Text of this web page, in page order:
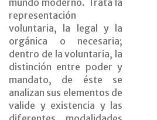
mundo moderno. Trata la
representación
voluntaria, la legal y la
orgánica o necesaria;
dentro de la voluntaria, la
distinción entre poder y
mandato, de éste se
analizan sus elementos de
valide y existencia y las